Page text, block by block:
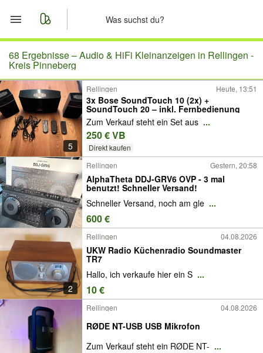
Start
Merkliste
Nachrichten
Anzeige aufgeben
68 Ergebnisse –Audio & HiFi Kleinanzeigen in Rellingen -
Kreis Pinneberg
5
Rellingen Heute, 13:51
3x Bose SoundTouch 10 (2x) +
SoundTouch 20 – inkl. Fernbedienung
Zum Verkauf steht ein Set aus ...
250 € VB
Direkt kaufen
Rellingen
Gestern, 20:58
AlphaTheta DDJ-GRV6 OVP - 3 mal
benutzt! Schneller Versand!
Schneller Versand, noch am gle ...
600 €
2
Rellingen 04.08.2026
UKW Radio Küchenradio Soundmaster
TR7
Hallo, ich verkaufe hier ein S ...
10 €
Rellingen 04.08.2026
RØDE NT-USB USB Mikrofon
Zum Verkauf steht ein RØDE NT- ...